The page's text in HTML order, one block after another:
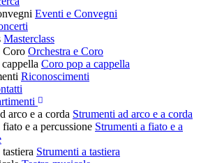
Eventi e Convegni
Masterclass
Coro Orchestra e Coro
Coro pop a cappella
Riconoscimenti
arco e a corda Strumenti ad arco e a corda
e a percussione Strumenti a fiato e a
Strumenti a tastiera